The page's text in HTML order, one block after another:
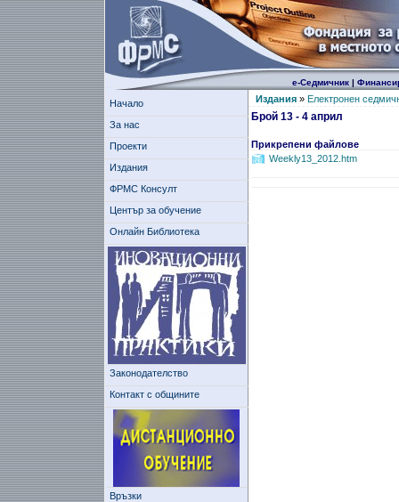
е-Седмичник|
Начало
За нас
Проекти
Издания
ФРМС Консулт
Център за обучение
Онлайн Библиотека
Законодателство
Контакт с общините
Връзки
Издания» Електронен
Брой 13 - 4 април
Прикрепени файлове
Weekly13_2012.htm